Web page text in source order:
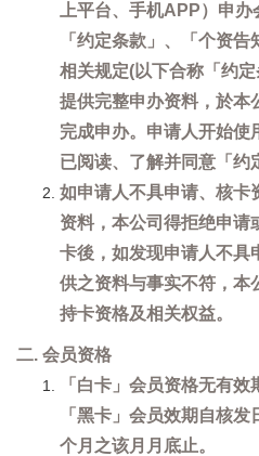
上平台、手机APP）申
「约定条款」、「个资
相关规定(以下合称「约
提供完整申办资料，於本
完成申办。申请人开始使
已阅读、了解并同意「约
如申请人不具申请、核卡
资料，本公司得拒绝申请
卡後，如发现申请人不具
供之资料与事实不符，本
持卡资格及相关权益。
二. 会员资格
「白卡」会员资格无有
「黑卡」会员效期自核
个月之该月月底止。